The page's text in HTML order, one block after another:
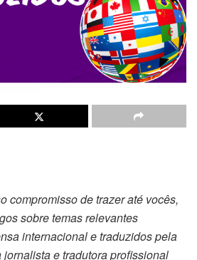
compromisso de trazer até vocês,
sobre temas relevantes
internacional e traduzidos pela
e tradutora profissional